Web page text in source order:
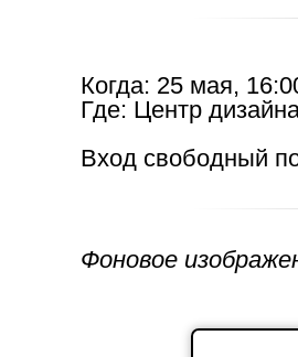
Когда: 25 мая,
Где: Центр
Вход свободный
Фоновое